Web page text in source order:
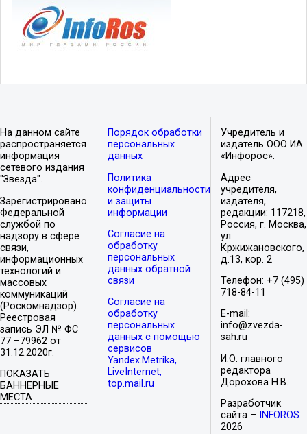
На данном сайте
распространяется
информация
сетевого издания
"Звезда".
Зарегистрировано
Федеральной
службой по
надзору в сфере
связи,
информационных
технологий и
массовых
коммуникаций
(Роскомнадзор).
Реестровая
запись ЭЛ № ФС
77 –79962 от
31.12.2020г.
ПОКАЗАТЬ
БАННЕРНЫЕ
МЕСТА
Порядок обработки
персональных
данных
Политика
конфиденциальности
и защиты
информации
Согласие на
обработку
персональных
данных обратной
связи
Согласие на
обработку
персональных
данных с помощью
сервисов
Yandex.Metrika,
LiveInternet,
top.mail.ru
Учредитель и
издатель ООО ИА
«Инфорос».
Адрес
учредителя,
издателя,
редакции: 117218,
Россия, г. Москва,
ул.
Кржижановского,
д.13, кор. 2
Телефон: +7 (495)
718-84-11
E-mail:
info@zvezda-
sah.ru
И.О. главного
редактора
Дорохова Н.В.
Разработчик
сайта –
INFOROS
2026